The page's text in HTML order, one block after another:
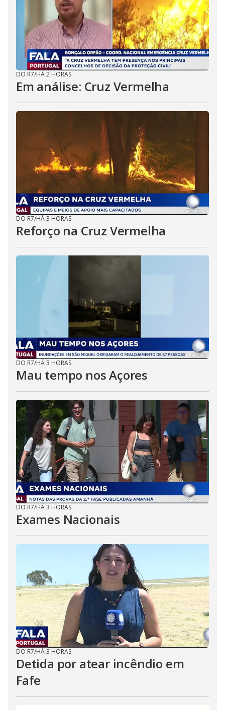
DO R7/HÁ 2 HORAS
Em análise: Cruz Vermelha
DO R7/HÁ 3 HORAS
Reforço na Cruz Vermelha
DO R7/HÁ 3 HORAS
Mau tempo nos Açores
DO R7/HÁ 3 HORAS
Exames Nacionais
DO R7/HÁ 3 HORAS
Detida por atear incêndio em
Fafe